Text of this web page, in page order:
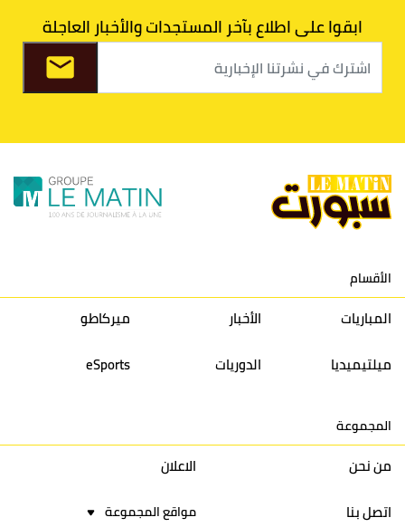
36
9 الكوكب المراكشي 30
27
26
36
10 النادي المكناسي 30
24
33
36
11 نادي النهضة زمامرة 30
28
37
33
13 إتحاد تواركة 30
32
40
31
16 نادي أولمبيك آسفي 30
24
42
22
ابقوا على اطلاع بآخر المستجدات والأخبار العاجلة
الأقسام
المباريات الأخبار
ميركاطو
ميلتيميديا
الدوريات eSports
المجموعة
من نحن
الاعلان
اتصل بنا
مواقع المجموعة